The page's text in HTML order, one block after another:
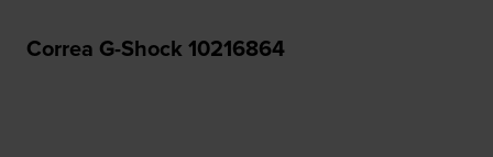
Correa G-Shock 10216864